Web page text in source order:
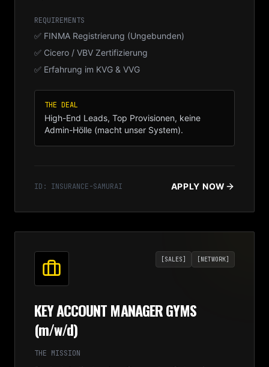
REQUIREMENTS
✅ FINMA Registrierung (Ungebunden)
✅ Cicero / VBV Zertifizierung
✅ Erfahrung im KVG & VVG
THE DEAL
High-End Leads, Top Provisionen, keine
Admin-Hölle (macht unser System).
ID: INSURANCE-SAMURAI APPLY NOW
[SALES] [NETWORK]
KEY ACCOUNT MANAGER GYMS
(m/w/d)
THE MISSION